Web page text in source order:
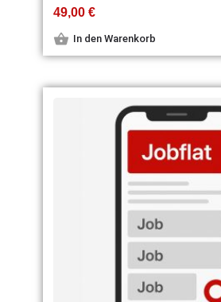
49,00€
In den Warenkorb